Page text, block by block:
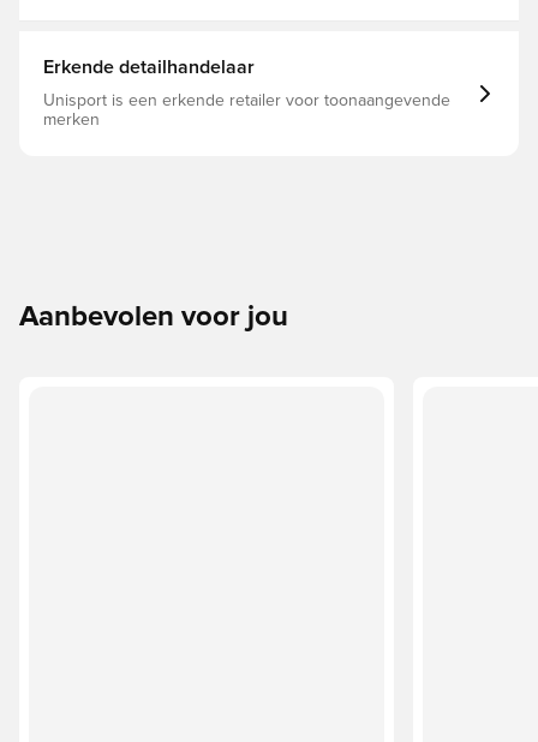
Erkende detailhandelaar
Unisport is een erkende retailer voor toonaangevende
merken
Aanbevolen voor jou